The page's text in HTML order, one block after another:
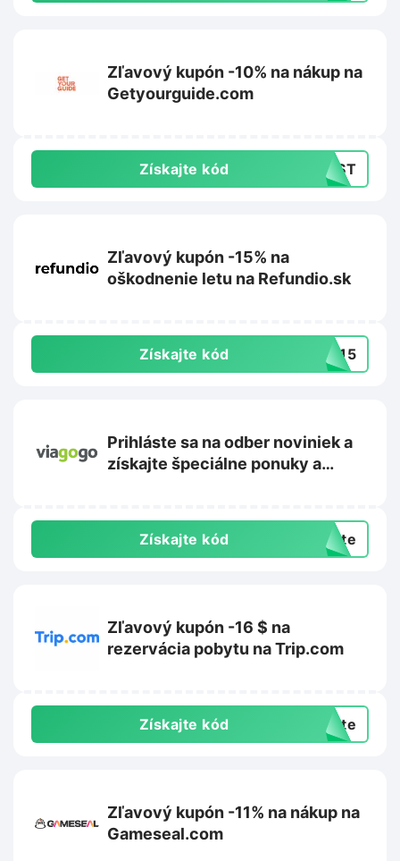
Zľavový kupón -10% na nákup na
Getyourguide.com
Získajte kód IRST
Zľavový kupón -15% na
oškodnenie letu na Refundio.sk
Získajte kód TE15
Prihláste sa na odber noviniek a
získajte špeciálne ponuky a
Získajte kód exte
Zľavový kupón -16 $ na
rezervácia pobytu na Trip.com
Získajte kód exte
Zľavový kupón -11% na nákup na
Gameseal.com